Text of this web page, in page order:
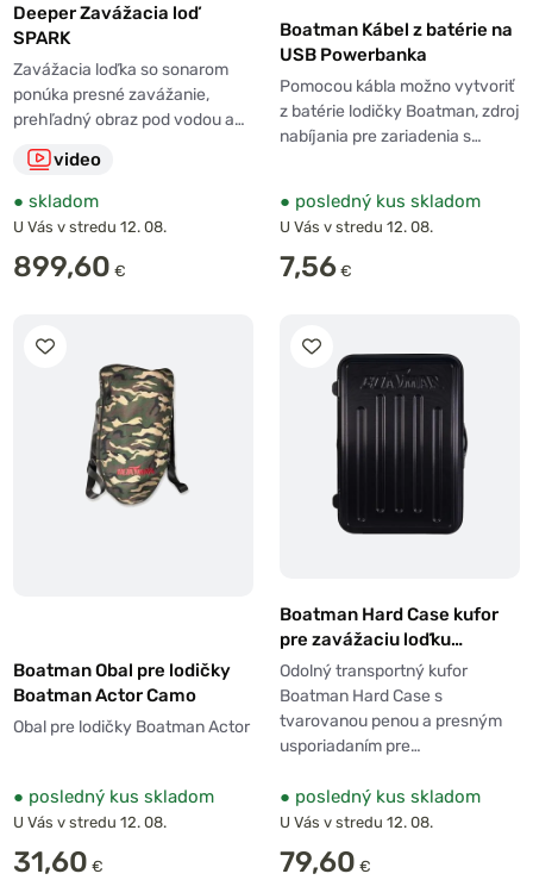
Deeper Zavážacia loď
SPARK
Zavážacia loďka so sonarom
ponúka presné zavážanie,
prehľadný obraz pod vodou a…
video
● skladom
U Vás v stredu 12. 08.
899,60 €
Boatman Kábel z batérie na
USB Powerbanka
Pomocou kábla možno vytvoriť
z batérie lodičky Boatman, zdroj
nabíjania pre zariadenia s…
● posledný kus skladom
U Vás v stredu 12. 08.
7,56 €
Boatman Obal pre lodičky
Boatman Actor Camo
Obal pre lodičky Boatman Actor
● posledný kus skladom
U Vás v stredu 12. 08.
31,60 €
Boatman Hard Case kufor
pre zavážaciu loďku
Boatman Actor, Plus, Vulcan
Odolný transportný kufor
Boatman Hard Case s
tvarovanou penou a presným
usporiadaním pre…
● posledný kus skladom
U Vás v stredu 12. 08.
79,60 €